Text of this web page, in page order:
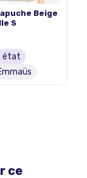
Beige
S
état
ce